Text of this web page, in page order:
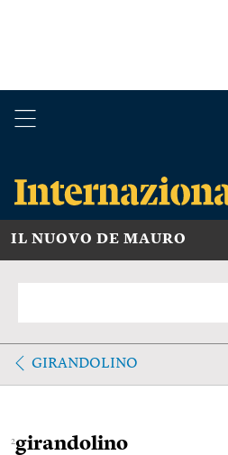
IL NUOVO DE MAURO
GIRANDOLINO
2girandolino